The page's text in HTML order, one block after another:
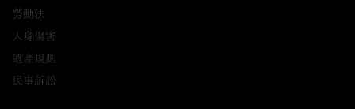
勞動法
人身傷害
遺產規劃
民事訴訟